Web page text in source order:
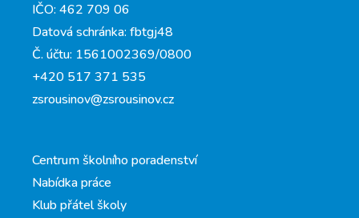
IČO: 462 709 06
Datová schránka: fbtgj48
Č. účtu: 1561002369/0800
+420 517 371 535
zsrousinov@zsrousinov.cz
Centrum školního poradenství
Nabídka práce
Klub přátel školy